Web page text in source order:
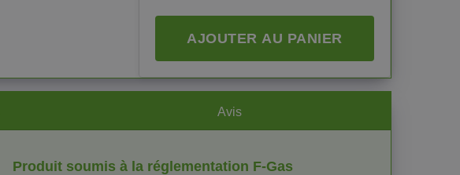
AJOUTER AU PANIER
Avis
Produit soumis à la réglementation F-Gas